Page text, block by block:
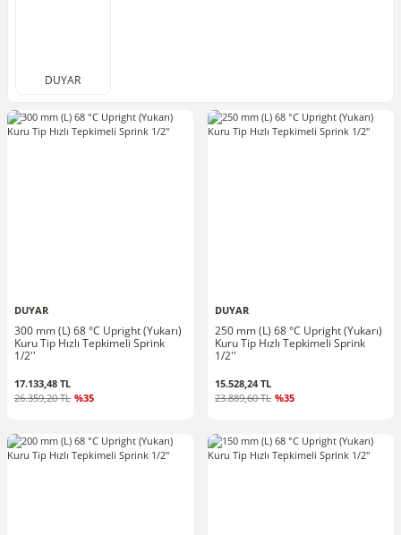
DUYAR
DUYAR
300 mm (L) 68 °C Upright (Yukarı)
Kuru Tip Hızlı Tepkimeli Sprink
1/2''
17.133,48 TL
26.359,20 TL %35
DUYAR
250 mm (L) 68 °C Upright (Yukarı)
Kuru Tip Hızlı Tepkimeli Sprink
1/2''
15.528,24 TL
23.889,60 TL %35